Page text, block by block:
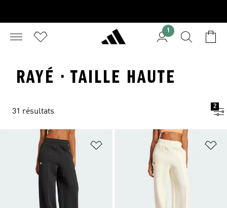
1
RAYÉ · TAILLE HAUTE
31 résultats
2
Ajouter à la Liste de produits